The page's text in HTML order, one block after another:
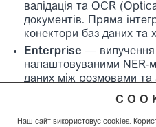
валідація та OCR
документів. Пряма
конектори баз даних та
Enterprise — вилучення
налаштовуваними NER-
даних між розмовами
персональних даних.
корпоративними
власних серверах та
Наш сайт використовує cookies.